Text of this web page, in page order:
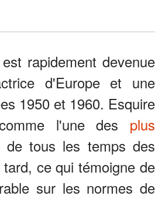
rapidement devenue
d'Europe et une
1950 et 1960. Esquire
l'une des plus
de tous les temps des
ce qui témoigne de
sur les normes de